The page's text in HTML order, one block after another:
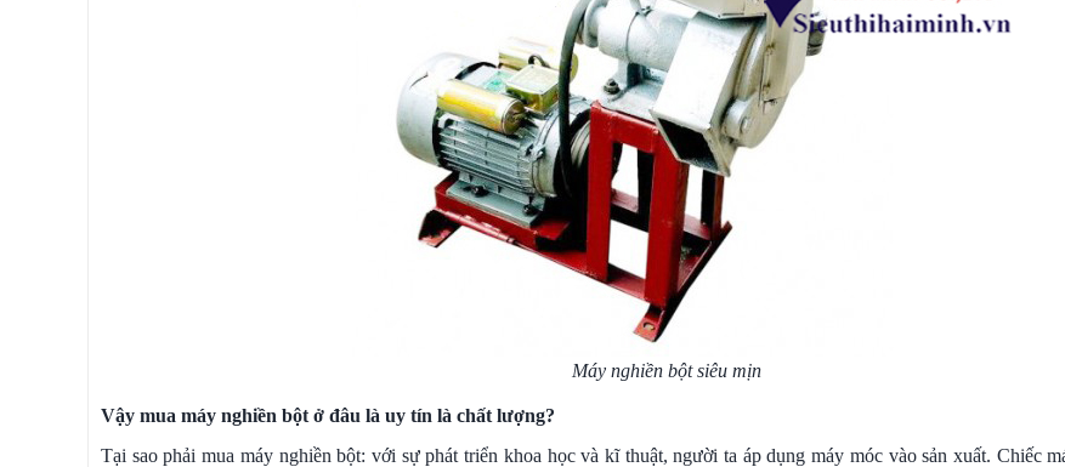
Máy nghiền bột siêu mịn
Vậy mua máy nghiền bột ở đâu là uy tín là chất lượng?
Tại sao phải mua máy nghiền bột: với sự phát triển khoa học và kĩ thuật, người ta áp dụng máy móc vào sản xuất. Chiếc